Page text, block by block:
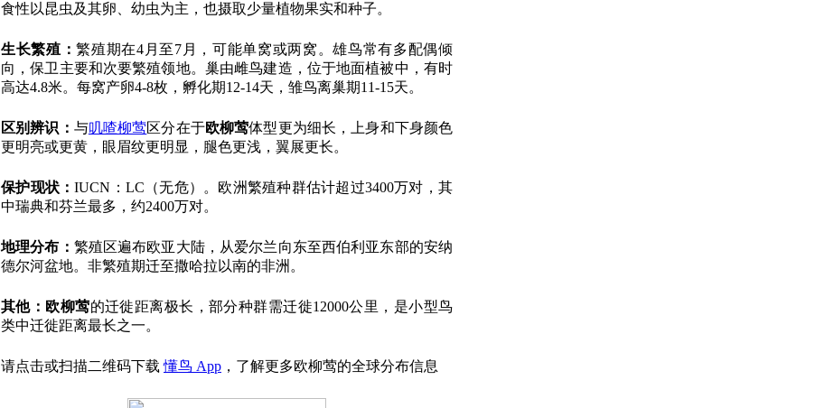
食性以昆虫及其卵、幼虫为主，也摄取少量植物果实和种子。
生长繁殖：繁殖期在4月至7月，可能单窝或两窝。雄鸟常有多配偶倾
向，保卫主要和次要繁殖领地。巢由雌鸟建造，位于地面植被中，有时
高达4.8米。每窝产卵4-8枚，孵化期12-14天，雏鸟离巢期11-15天。
区别辨识： 与叽喳柳莺区分在于欧柳莺体型更为细长，上身和下身颜色
更明亮或更黄，眼眉纹更明显，腿色更浅，翼展更长。
保护现状：IUCN：LC（无危）。欧洲繁殖种群估计超过3400万对，其
中瑞典和芬兰最多，约2400万对。
地理分布： 繁殖区遍布欧亚大陆，从爱尔兰向东至西伯利亚东部的安纳
德尔河盆地。非繁殖期迁至撒哈拉以南的非洲。
其他： 欧柳莺的迁徙距离极长，部分种群需迁徙12000公里，是小型鸟
类中迁徙距离最长之一。
请点击或扫描二维码下载懂鸟 App ，了解更多欧柳莺的全球分布信息